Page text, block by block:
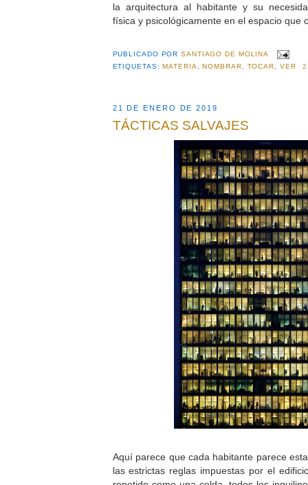
la arquitectura al habitante y su
física y psicológicamente en el espacio que
PUBLICADO PORSANTIAGO DE MOLINA
ETIQUETAS:MATERIA ,NOMBRAR TOCAR VER 2
21 DE ENERO DE 2019
TÁCTICAS SALVAJES
Aquí parece que cada habitante parece
las estrictas reglas impuestas por el